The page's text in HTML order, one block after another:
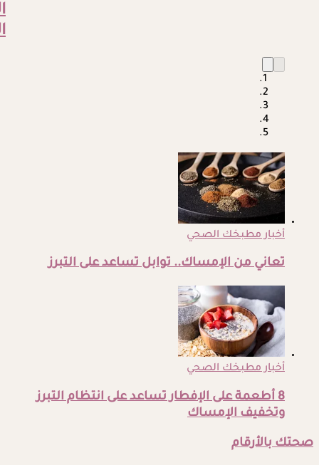
أخبار مطبخك الصحي
تعاني من الإمساك.. توابل تساعد على التبرز
أخبار مطبخك الصحي
8 أطعمة على الإفطار تساعد على انتظام التبرز
وتخفيف الإمساك
صحتك بالأرقام